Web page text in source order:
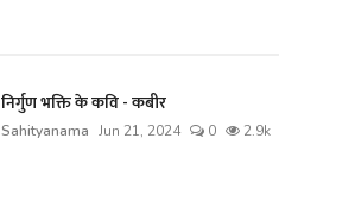
निर्गुण भक्ति के कवि - कबीर
Sahityanama Jun 21, 2024 0 2.9k